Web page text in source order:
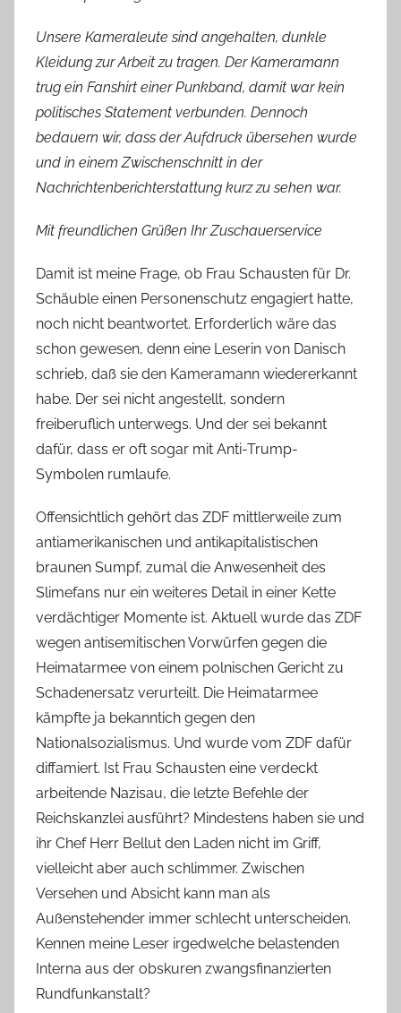
Unsere Kameraleute sind angehalten, dunkle
Kleidung zur Arbeit zu tragen. Der Kameramann
trug ein Fanshirt einer Punkband, damit war kein
politisches Statement verbunden. Dennoch
bedauern wir, dass der Aufdruck übersehen wurde
und in einem Zwischenschnitt in der
Nachrichtenberichterstattung kurz zu sehen war.
Mit freundlichen Grüßen Ihr Zuschauerservice
Damit ist meine Frage, ob Frau Schausten für Dr.
Schäuble einen Personenschutz engagiert hatte,
noch nicht beantwortet. Erforderlich wäre das
schon gewesen, denn eine Leserin von Danisch
schrieb, daß sie den Kameramann wiedererkannt
habe. Der sei nicht angestellt, sondern
freiberuflich unterwegs. Und der sei bekannt
dafür, dass er oft sogar mit Anti-Trump-
Symbolen rumlaufe.
Offensichtlich gehört das ZDF mittlerweile zum
antiamerikanischen und antikapitalistischen
braunen Sumpf, zumal die Anwesenheit des
Slimefans nur ein weiteres Detail in einer Kette
verdächtiger Momente ist. Aktuell wurde das ZDF
wegen antisemitischen Vorwürfen gegen die
Heimatarmee von einem polnischen Gericht zu
Schadenersatz verurteilt. Die Heimatarmee
kämpfte ja bekanntich gegen den
Nationalsozialismus. Und wurde vom ZDF dafür
diffamiert. Ist Frau Schausten eine verdeckt
arbeitende Nazisau, die letzte Befehle der
Reichskanzlei ausführt? Mindestens haben sie und
ihr Chef Herr Bellut den Laden nicht im Griff,
vielleicht aber auch schlimmer. Zwischen
Versehen und Absicht kann man als
Außenstehender immer schlecht unterscheiden.
Kennen meine Leser irgedwelche belastenden
Interna aus der obskuren zwangsfinanzierten
Rundfunkanstalt?